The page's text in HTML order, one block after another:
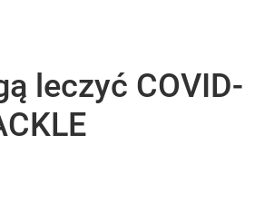
leczyć COVID-